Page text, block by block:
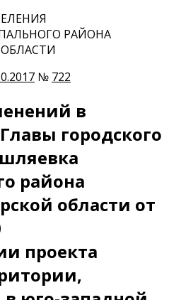
РАЙОНА
№ 722
в
городского
района
области от
проекта